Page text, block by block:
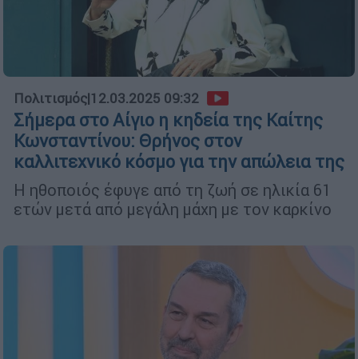
Πολιτισμός|12.03.2025 09:32
Σήμερα στο Αίγιο η κηδεία της Καίτης
Κωνσταντίνου: Θρήνος στον
καλλιτεχνικό κόσμο για την απώλεια της
Η ηθοποιός έφυγε από τη ζωή σε ηλικία 61
ετών μετά από μεγάλη μάχη με τον καρκίνο